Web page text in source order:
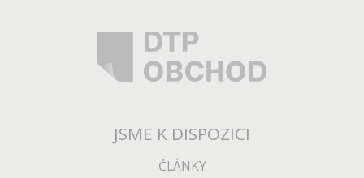
JSME K DISPOZICI
ČLÁNKY